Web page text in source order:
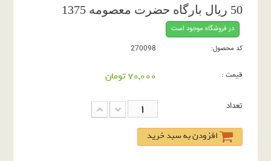
50 ریال بارگاه حضرت معصومه 1375
در فروشگاه موجود است
کد محصول:
270098
قیمت : 70,000 تومان
تعداد
افزودن به سبد خرید